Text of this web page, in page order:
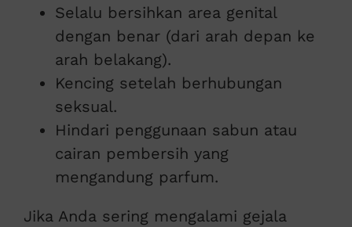
Selalu bersihkan area genital
dengan benar (dari arah depan ke
arah belakang).
Kencing setelah berhubungan
seksual.
Hindari penggunaan sabun atau
cairan pembersih yang
mengandung parfum.
Jika Anda sering mengalami gejala